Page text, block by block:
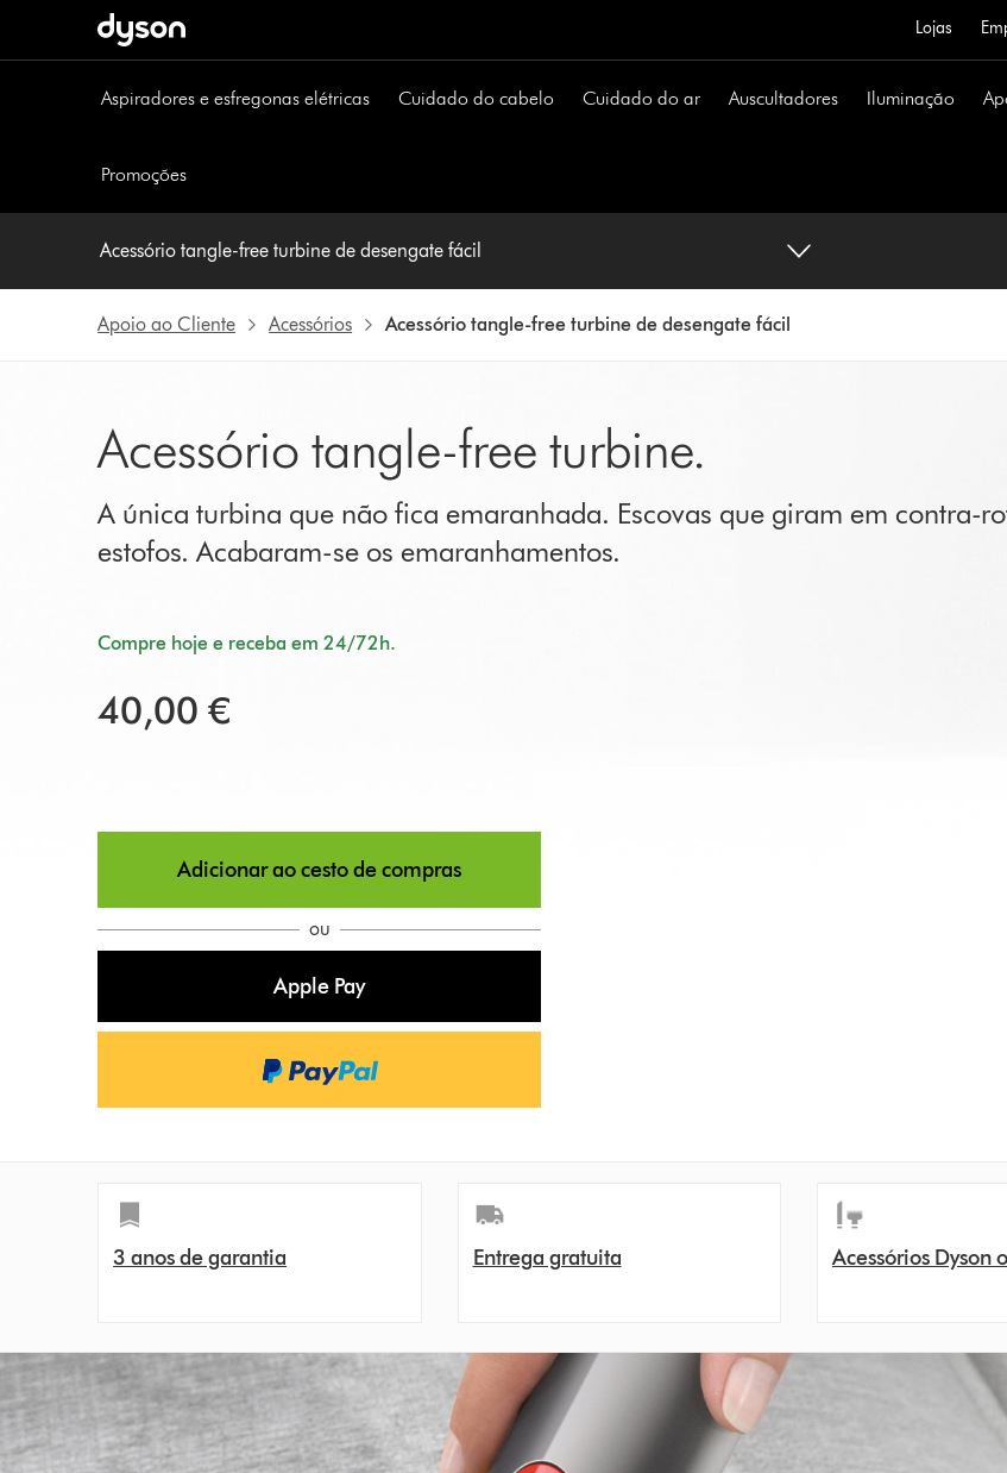
Lojas
Aspiradores e esfregonas elétricas Cuidado do cabelo Cuidado do ar Auscultadores Iluminação
Promoções
Acessório tangle-free turbine de desengate fácil
Apoio ao Cliente Acessórios Acessório tangle-free turbine de desengate fácil
Acessório tangle-free turbine.
A única turbina que não fica emaranhada. Escovas que giram em contra-
estofos. Acabaram-se os emaranhamentos.
Compre hoje e receba em 24/72h.
40,00 €
Adicionar ao cesto de compras
ou
Apple Pay
3 anos de garantia Entrega gratuita Acessórios Dyson